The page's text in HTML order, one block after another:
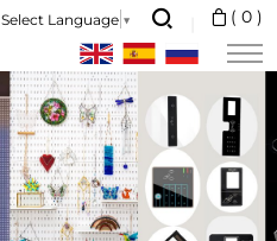
Select Language ▼ ( 0 )